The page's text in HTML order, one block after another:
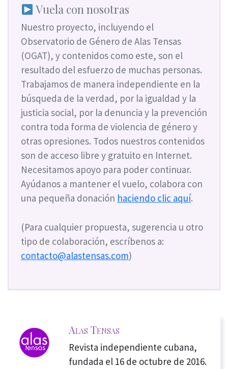
Vuela con nosotras
Nuestro proyecto, incluyendo el
Observatorio de Género de Alas Tensas
(OGAT), y contenidos como este, son el
resultado del esfuerzo de muchas personas.
Trabajamos de manera independiente en la
búsqueda de la verdad, por la igualdad y la
justicia social, por la denuncia y la prevención
contra toda forma de violencia de género y
otras opresiones. Todos nuestros contenidos
son de acceso libre y gratuito en Internet.
Necesitamos apoyo para poder continuar.
Ayúdanos a mantener el vuelo, colabora con
una pequeña donación haciendo clic aquí.
(Para cualquier propuesta, sugerencia u otro
tipo de colaboración, escríbenos a:
contacto@alastensas.com)
Alas Tensas
Revista independiente cubana,
fundada el 16 de octubre de 2016.